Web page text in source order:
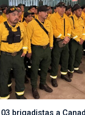
brigadistas a